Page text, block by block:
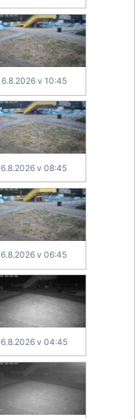
6.8.2026 v 10:45
6.8.2026 v 08:45
6.8.2026 v 06:45
6.8.2026 v 04:45